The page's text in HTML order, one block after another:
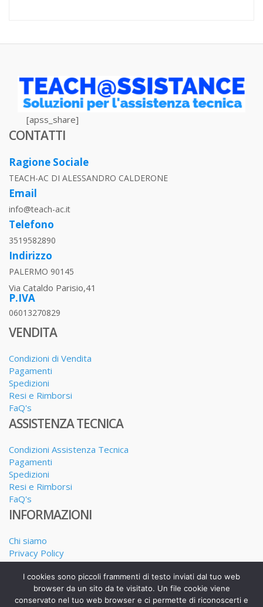
[apss_share]
CONTATTI
Ragione Sociale
TEACH-AC DI ALESSANDRO CALDERONE
Email
info@teach-ac.it
Telefono
3519582890
Indirizzo
PALERMO 90145
Via Cataldo Parisio,41
P.IVA
06013270829
VENDITA
Condizioni di Vendita
Pagamenti
Spedizioni
Resi e Rimborsi
FaQ's
ASSISTENZA TECNICA
Condizioni Assistenza Tecnica
Pagamenti
Spedizioni
Resi e Rimborsi
FaQ's
INFORMAZIONI
Chi siamo
Privacy Policy
Dove siamo
I nostri Servizi
I cookies sono piccoli frammenti di testo inviati dal tuo web
browser da un sito da te visitato. Un file cookie viene
conservato nel tuo web browser e ci permette di riconoscerti e